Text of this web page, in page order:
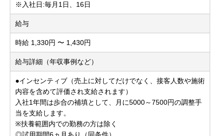
※入社日:毎月1日、16日
給与
時給 1,330円 〜 1,430円
給与詳細（年収事例など）
●インセンティブ（売上に対してだけでなく、接客人数や施術
内容を含めて評価され支給されます）
入社1年間は歩合の補填として、月に5000～7500円の調整手
当を支給します。
※扶養範囲内での勤務の方は除く